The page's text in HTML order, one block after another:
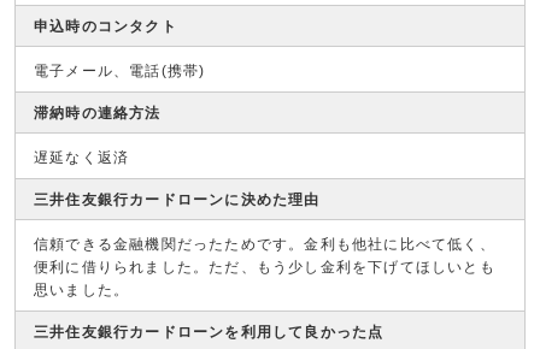
申込時のコンタクト
電子メール、電話(携帯)
滞納時の連絡方法
遅延なく返済
三井住友銀行カードローンに決めた理由
信頼できる金融機関だったためです。金利も他社に比べて低く、
便利に借りられました。ただ、もう少し金利を下げてほしいとも
思いました。
三井住友銀行カードローンを利用して良かった点